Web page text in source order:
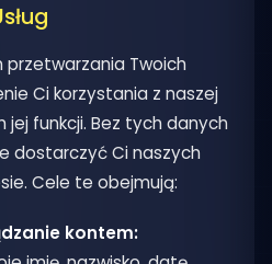
Twoich
Ci korzystania z naszej
funkcji. Bez tych danych
dostarczyć Ci naszych
Cele te obejmują:
kontem: